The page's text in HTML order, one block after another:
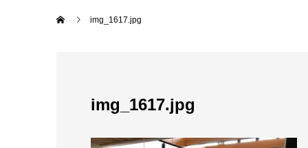
img_1617.jpg
img_1617.jpg